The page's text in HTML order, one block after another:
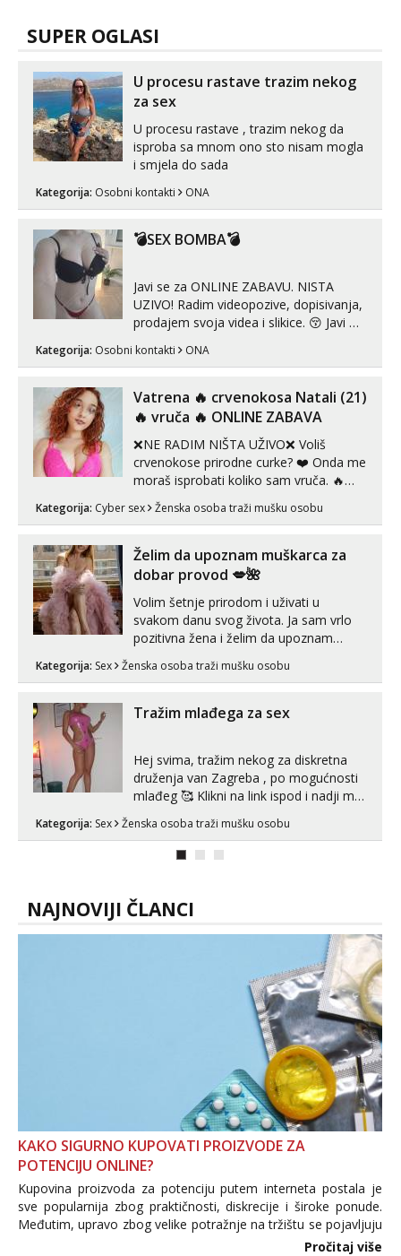
SUPER OGLASI
U procesu rastave trazim nekog
za sex
U procesu rastave , trazim nekog da
isproba sa mnom ono sto nisam mogla
i smjela do sada
Kategorija: Osobni kontakti ONA
💣SEX BOMBA💣
Javi se za ONLINE ZABAVU. NISTA
UZIVO! Radim videopozive, dopisivanja,
prodajem svoja videa i slikice. 😚 Javi mi
Telegram. +385 91 723 0045
Kategorija: Osobni kontakti ONA
Vatrena ‎️‍🔥 crvenokosa Natali (21)
‎️‍🔥 vruča‎ ️‍🔥 ONLINE ZABAVA
❌NE RADIM NIŠTA UŽIVO❌ Voliš
crvenokose prirodne curke? ❤️ Onda me
moraš isprobati koliko sam vruča.‎ ️‍🔥
MLADA vražica koja ima 100%
prorodne grudi, 💦 Misli su mi uvijek
U mojoj raznolikoj ponudi možeš
pranaći nešto po svojoj mjeri. Sexi videa
s kolegica...
Kategorija: Cyber sex Ženska osoba traži mušku osobu
Želim da upoznam muškarca za
dobar provod 💋🌺
Volim šetnje prirodom i uživati u
svakom danu svog života. Ja sam vrlo
pozitivna žena i želim da upoznam
može i nešto više.💋🌺 Klikni na link
Kategorija: Sex Ženska osoba traži mušku osobu
Tražim mlađega za sex
Hej svima, tražim nekog za diskretna
druženja van Zagreba , po mogućnosti
mlađeg 🥰 Klikni na link ispod i nadji me
Kategorija: Sex Ženska osoba traži mušku osobu
NAJNOVIJI ČLANCI
KAKO SIGURNO KUPOVATI PROIZVODE ZA
POTENCIJU ONLINE?
Kupovina proizvoda za potenciju putem interneta postala je
sve popularnija zbog praktičnosti, diskrecije i široke ponude.
Međutim, upravo zbog velike potražnje na tržištu se pojavljuju
i brojni krivotvoreni proizvodi, nepouzdane internetske
Pročitaj više